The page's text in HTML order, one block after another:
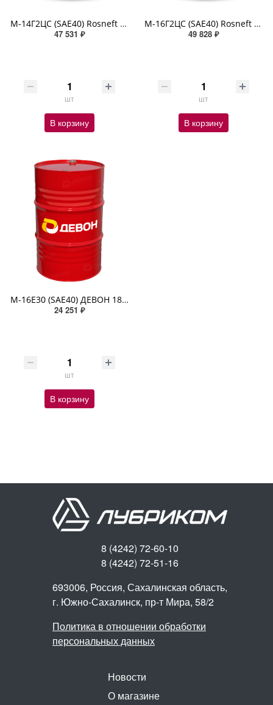
М-14Г2ЦС (SAE40) Rosneft 180кг минеральное (завод АНХК)
47 531 ₽
шт
В корзину
М-16Г2ЦС (SAE40) Rosneft 180кг минеральное (завод АНХК)
49 828 ₽
шт
В корзину
М-16Е30 (SAE40) ДЕВОН 180кг
24 251 ₽
шт
В корзину
8 (4242) 72-60-10
8 (4242) 72-51-16
693006, Россия, Сахалинская область,
г. Южно-Сахалинск, пр-т Мира, 58/2
Политика в отношении обработки
персональных данных
Новости
О магазине